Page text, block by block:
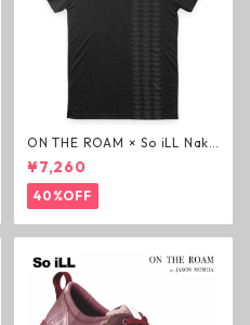
ON THE ROAM × So iLL Nako
a Tee Tシャツ ウルフブラック
オンザローム ジェイソンモモ
ア OTR ビンテージ加工
¥7,260
40%OFF